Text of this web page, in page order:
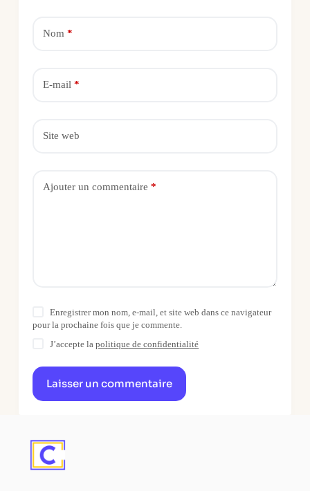
Nom*
E-mail*
Site web
Ajouter un commentaire *
Enregistrer mon nom, e-mail, et site web dans ce navigateur
pour la prochaine fois que je commente.
J’accepte lapolitique de confidentialité
Laisser un commentaire